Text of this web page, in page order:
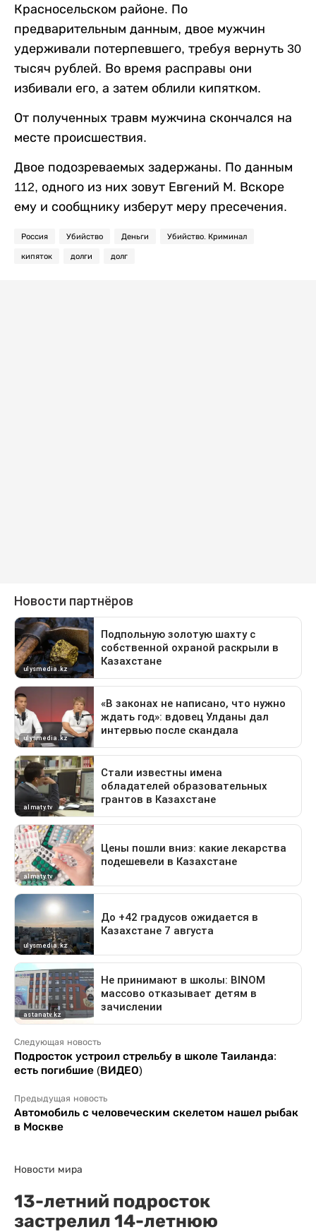
Красносельском районе. По
предварительным данным, двое мужчин
удерживали потерпевшего, требуя вернуть 30
тысяч рублей. Во время расправы они
избивали его, а затем облили кипятком.
От полученных травм мужчина скончался на
месте происшествия.
Двое подозреваемых задержаны. По данным
112, одного из них зовут Евгений М. Вскоре
ему и сообщнику изберут меру пресечения.
Россия Убийство Деньги Убийство. Криминал
кипяток долги долг
Следующая новость
Подросток устроил стрельбу в школе Таиланда:
есть погибшие (ВИДЕО)
Предыдущая новость
Автомобиль с человеческим скелетом нашел рыбак
в Москве
Новости мира
13-летний подросток
застрелил 14-летнюю